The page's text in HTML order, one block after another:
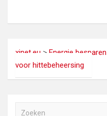
xinet.eu > Energie besparen
voor hittebeheersing